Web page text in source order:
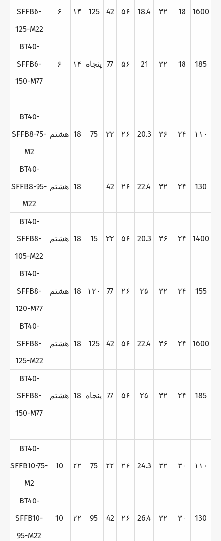
SFFB6-
125-M22
۶ ۱۴ 125 42 ۵۶ 18.4 ۳۲ 18 1600
BT40-
SFFB6-
150-M77
۶ ۱۴ پنجاه 77 ۵۶ 21 ۳۲ 18 185
BT40-
SFFB8-75-
M2
هشتم 18 75 ۲۲ ۲۶ 20.3 ۳۶ ۲۴ ۱۱۰
BT40-
SFFB8-95-
M22
هشتم 18 42 ۲۶ 22.4 ۳۲ ۲۴ 130
BT40-
SFFB8-
105-M22
هشتم 18 15 ۲۲ ۵۶ 20.3 ۳۶ ۲۴ 1400
BT40-
SFFB8-
120-M77
هشتم 18 ۱۲۰ 77 ۲۶ ۲۵ ۳۲ ۲۴ 155
BT40-
SFFB8-
125-M22
هشتم 18 125 42 ۵۶ 22.4 ۳۶ ۲۴ 1600
BT40-
SFFB8-
150-M77
هشتم 18 پنجاه 77 ۵۶ ۲۵ ۳۲ ۲۴ 185
BT40-
SFFB10-75-
M2
10 ۲۲ 75 ۲۲ ۲۶ 24.3 ۳۲ ۳۰ ۱۱۰
BT40-
SFFB10-
95-M22
10 ۲۲ 95 42 ۲۶ 26.4 ۳۲ ۳۰ 130